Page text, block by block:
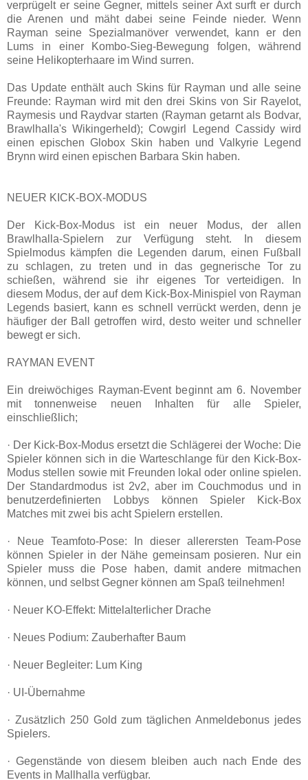
verprügelt er seine Gegner, mittels seiner Axt surft er durch
die Arenen und mäht dabei seine Feinde nieder. Wenn
Rayman seine Spezialmanöver verwendet, kann er den
Lums in einer Kombo-Sieg-Bewegung folgen, während
seine Helikopterhaare im Wind surren.
Das Update enthält auch Skins für Rayman und alle seine
Freunde: Rayman wird mit den drei Skins von Sir Rayelot,
Raymesis und Raydvar starten (Rayman getarnt als Bodvar,
Brawlhalla's Wikingerheld); Cowgirl Legend Cassidy wird
einen epischen Globox Skin haben und Valkyrie Legend
Brynn wird einen epischen Barbara Skin haben.
NEUER KICK-BOX-MODUS
Der Kick-Box-Modus ist ein neuer Modus, der allen
Brawlhalla-Spielern zur Verfügung steht. In diesem
Spielmodus kämpfen die Legenden darum, einen Fußball
zu schlagen, zu treten und in das gegnerische Tor zu
schießen, während sie ihr eigenes Tor verteidigen. In
diesem Modus, der auf dem Kick-Box-Minispiel von Rayman
Legends basiert, kann es schnell verrückt werden, denn je
häufiger der Ball getroffen wird, desto weiter und schneller
bewegt er sich.
RAYMAN EVENT
Ein dreiwöchiges Rayman-Event beginnt am 6. November
mit tonnenweise neuen Inhalten für alle Spieler,
einschließlich;
· Der Kick-Box-Modus ersetzt die Schlägerei der Woche: Die
Spieler können sich in die Warteschlange für den Kick-Box-
Modus stellen sowie mit Freunden lokal oder online spielen.
Der Standardmodus ist 2v2, aber im Couchmodus und in
benutzerdefinierten Lobbys können Spieler Kick-Box
Matches mit zwei bis acht Spielern erstellen.
· Neue Teamfoto-Pose: In dieser allerersten Team-Pose
können Spieler in der Nähe gemeinsam posieren. Nur ein
Spieler muss die Pose haben, damit andere mitmachen
können, und selbst Gegner können am Spaß teilnehmen!
· Neuer KO-Effekt: Mittelalterlicher Drache
· Neues Podium: Zauberhafter Baum
· Neuer Begleiter: Lum King
· UI-Übernahme
· Zusätzlich 250 Gold zum täglichen Anmeldebonus jedes
Spielers.
· Gegenstände von diesem bleiben auch nach Ende des
Events in Mallhalla verfügbar.